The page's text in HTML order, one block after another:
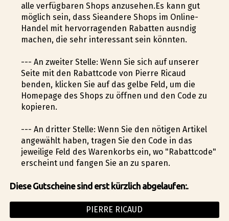
alle verfügbaren Shops anzusehen.Es kann gut
möglich sein, dass Sieandere Shops im Online-
Handel mit hervorragenden Rabatten ausfindig
machen, die sehr interessant sein könnten.
--- An zweiter Stelle: Wenn Sie sich auf unserer
Seite mit den Rabattcode von Pierre Ricaud
befinden, klicken Sie auf das gelbe Feld, um die
Homepage des Shops zu öffnen und den Code zu
kopieren.
--- An dritter Stelle: Wenn Sie den nötigen Artikel
angewählt haben, tragen Sie den Code in das
jeweilige Feld des Warenkorbs ein, wo "Rabattcode"
erscheint und fangen Sie an zu sparen.
Diese Gutscheine sind erst kürzlich abgelaufen:.
PIERRE RICAUD